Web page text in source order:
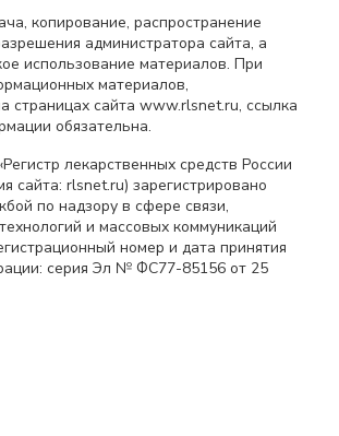
копирование, распространение
администратора сайта, а
использование материалов. При
материалов,
страницах сайта www.rlsnet.ru, ссылка
обязательна.
лекарственных средств России
сайта: rlsnet.ru) зарегистрировано
по надзору в сфере связи,
и массовых коммуникаций
номер и дата принятия
серия Эл № ФС77-85156 от 25